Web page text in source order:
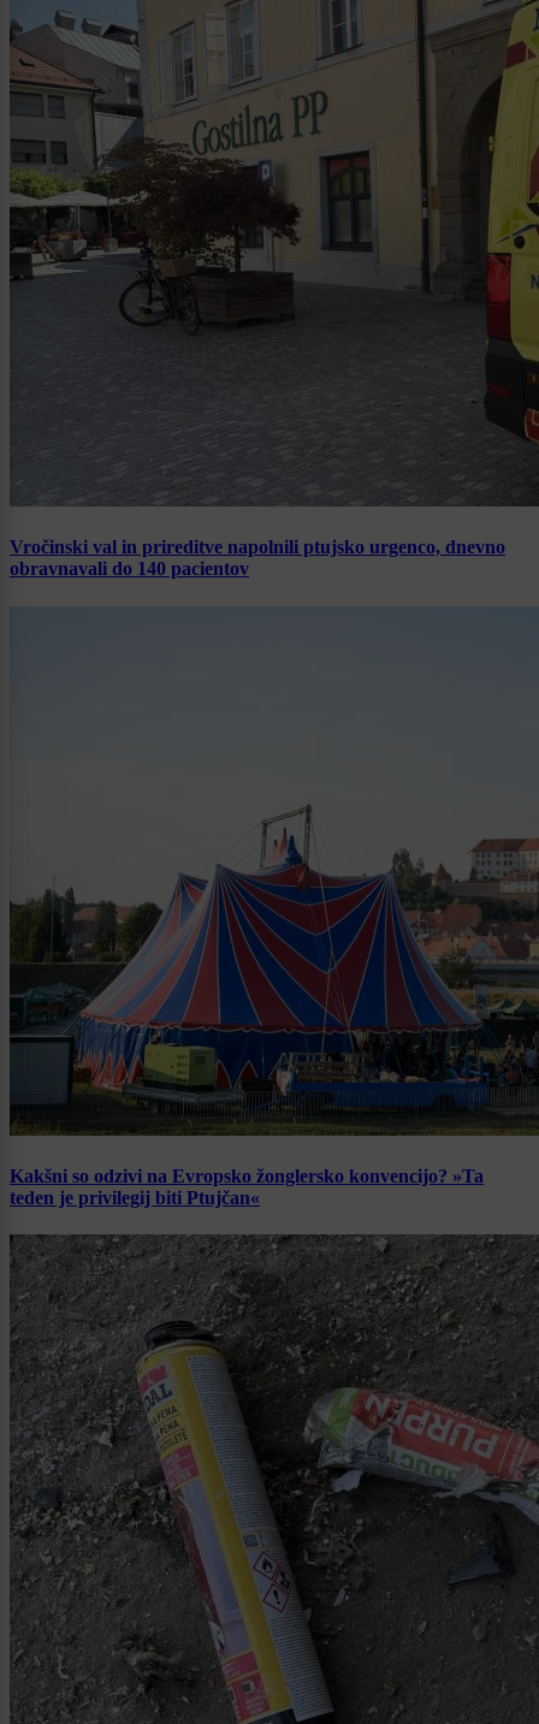
Vročinski val in prireditve napolnili ptujsko urgenco, dnevno
obravnavali do 140 pacientov
Kakšni so odzivi na Evropsko žonglersko konvencijo? »Ta
teden je privilegij biti Ptujčan«